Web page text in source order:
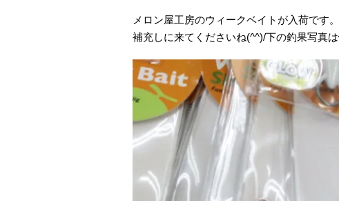
メロン屋工房のウィークベイトが入荷です
補充しに来てくださいね(^^)/下の釣果写真